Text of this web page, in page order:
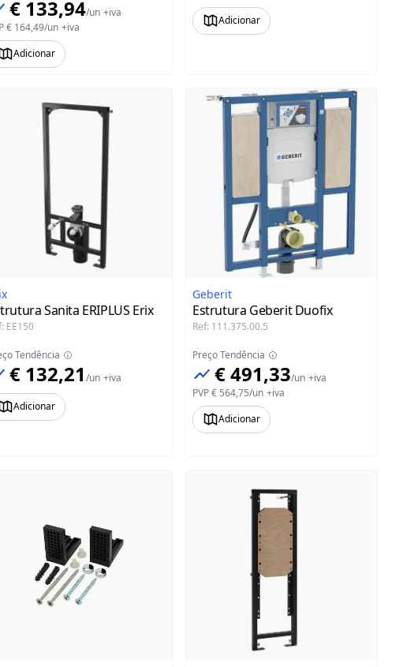
€ 133,94/un +iva
€ 164,49/un +iva
Adicionar
Adicionar
Sanita ERIPLUS Erix
: EE150
Tendência
€ 132,21 /un +iva
Adicionar
Geberit
Estrutura Geberit Duofix
Ref: 111.375.00.5
Preço Tendência
€ 491,33/un +iva
PVP€ 564,75/un +iva
Adicionar